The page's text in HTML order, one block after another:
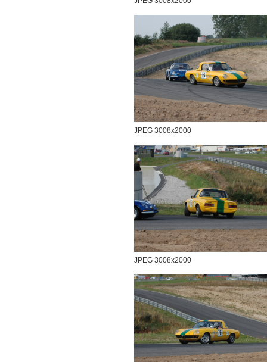
JPEG 3008x2000
JPEG 3008x2000